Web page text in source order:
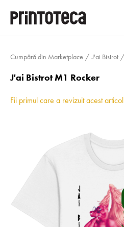
Cumpără din Marketplace J'ai Bistrot
J'ai Bistrot M1 Rocker
Fii primul care a revizuit acest articol